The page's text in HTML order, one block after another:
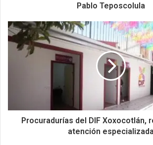
Pablo Teposcolula
Procuradurías del DIF Xoxocotlán,
atención